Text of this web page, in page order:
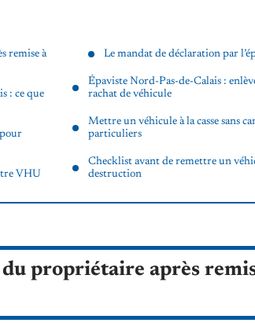
remise à
: ce que
VHU
Le mandat de déclaration par
Épaviste Nord-Pas-de-Calais :
rachat de véhicule
Mettre un véhicule à la casse sans
particuliers
Checklist avant de remettre un
destruction
propriétaire après